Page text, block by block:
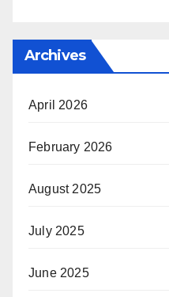
Archives
April 2026
February 2026
August 2025
July 2025
June 2025